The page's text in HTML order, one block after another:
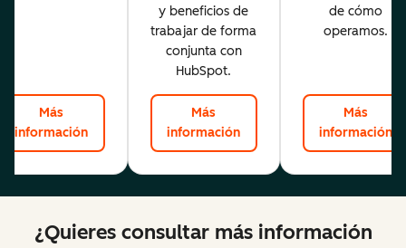
Más
información
y beneficios de
trabajar de forma
conjunta con
HubSpot.
Más
información
de cómo
operamos.
Más
información
¿Quieres consultar más información